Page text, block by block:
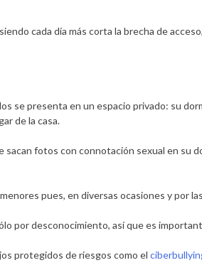
cada día más corta la brecha de
se presenta en un espacio privado: su
de la casa.
fotos con connotación sexual en su
pues, en diversas ocasiones y por
por desconocimiento, así que es
protegidos de riesgos como el